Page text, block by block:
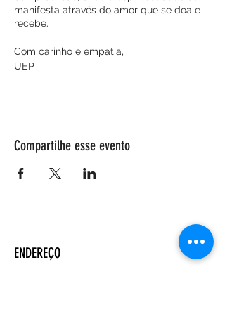
manifesta através do amor que se doa e
recebe.
Com carinho e empatia,
UEP
Compartilhe esse evento
ENDEREÇO